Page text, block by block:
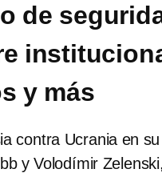
de
y más
contra Ucrania en
y Volodímir